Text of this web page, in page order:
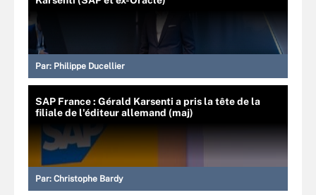
Par: Philippe Ducellier
SAP France : Gérald Karsenti a pris la tête de la
filiale de l'éditeur allemand (maj)
Par: Christophe Bardy